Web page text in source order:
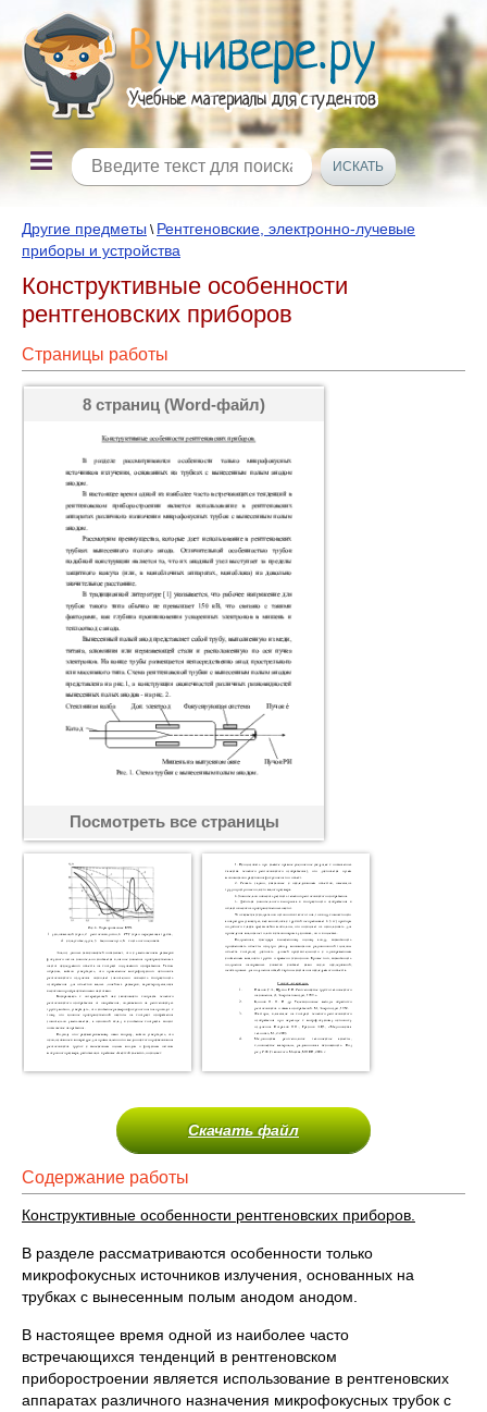
Другие предметы \ Рентгеновские, электронно-лучевые
приборы и устройства
Конструктивные особенности
рентгеновских приборов
Страницы работы
8 страниц (Word-файл)
Посмотреть все страницы
Скачать файл
Содержание работы
Конструктивные особенности рентгеновских приборов.
В разделе рассматриваются особенности только
микрофокусных источников излучения, основанных на
трубках с вынесенным полым анодом анодом.
В настоящее время одной из наиболее часто
встречающихся тенденций в рентгеновском
приборостроении является использование в рентгеновских
аппаратах различного назначения микрофокусных трубок с